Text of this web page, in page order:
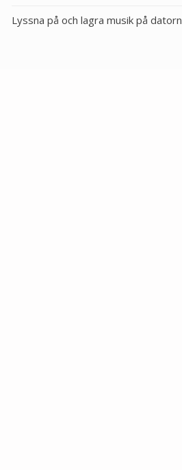
Lyssna på och lagra musik på datorn